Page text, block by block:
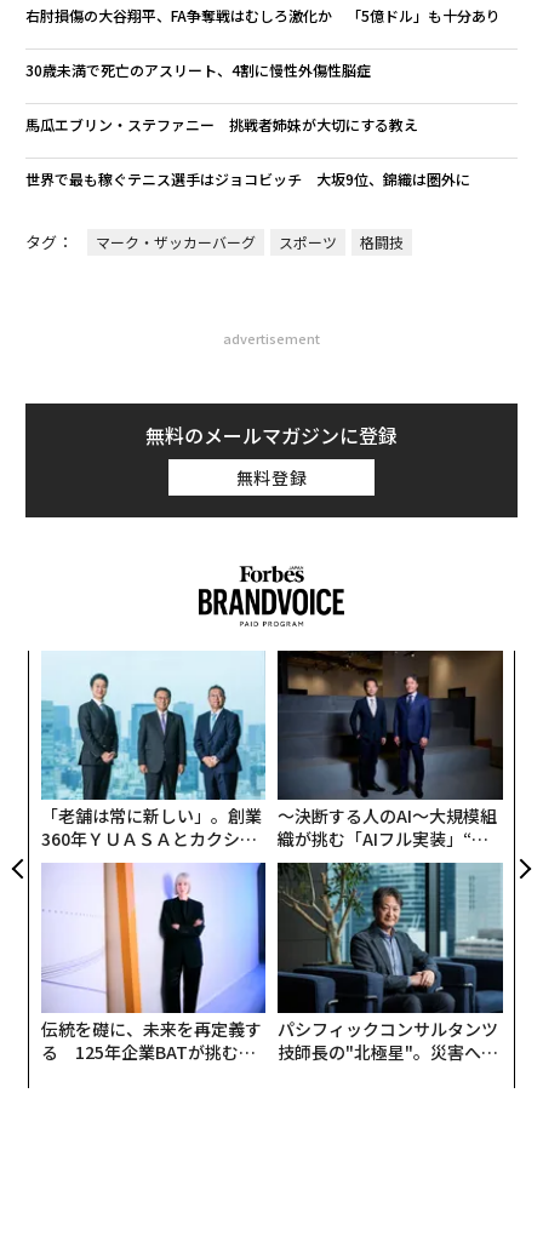
右肘損傷の大谷翔平、FA争奪戦はむしろ激化か 「5億ドル」も十分あり
30歳未満で死亡のアスリート、4割に慢性外傷性脳症
馬瓜エブリン・ステファニー 挑戦者姉妹が大切にする教え
世界で最も稼ぐテニス選手はジョコビッチ 大坂9位、錦織は圏外に
タグ： マーク・ザッカーバーグ スポーツ 格闘技
advertisement
無料のメールマガジンに登録
無料登録
「老舗は常に新しい」。創業
360年ＹＵＡＳＡとカクシン
CEO田尻望が語る、AIを超え
る人の価値
〜決断する人のAI〜大規模組
織が挑む「AIフル実装」“使
う”企業から“動く”企業へ【N
TTドコモビジネス×PwC】
伝統を礎に、未来を再定義す
る 125年企業BATが挑むス
パシフィックコンサルタンツ
技師長の"北極星"。災害への